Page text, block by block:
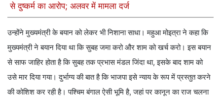
से दुष्कर्म का आरोप; अलवर में मामला दर्ज
उन्होंने मुख्यमंत्री के बयान को लेकर भी निशाना साधा। महुआ मोइत्रा ने कहा कि
मुख्यमंत्री ने बयान दिया था कि सुबह जमा करो और शाम को खर्च करो। इस बयान
से साफ जाहिर होता है कि सुबह तक प्रभास मंडल जिंदा था, इसके बाद शाम को
उसे मार दिया गया। दुर्भाग्य की बात है कि भाजपा इसे न्याय के रूप में प्रस्तुत करने
की कोशिश कर रही है। पश्चिम बंगाल ऐसी भूमि है, जहां पर कानून का राज चलना